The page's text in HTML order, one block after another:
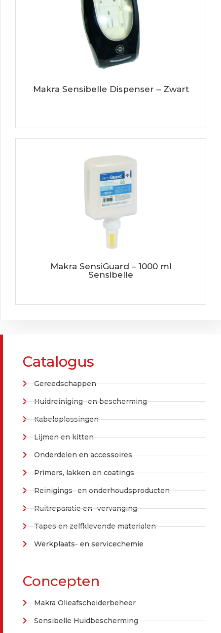
Catalogus
Gereedschappen
Huidreiniging- en bescherming
Kabeloplossingen
Lijmen en kitten
Onderdelen en accessoires
Primers, lakken en coatings
Reinigings- en onderhoudsproducten
Ruitreparatie en -vervanging
Tapes en zelfklevende materialen
Werkplaats- en servicechemie
Concepten
Makra Olieafscheiderbeheer
Sensibelle Huidbescherming
Makra Sensibelle Dispenser – Zwart
Makra SensiGuard – 1000 ml
Sensibelle